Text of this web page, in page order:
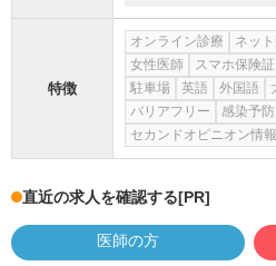
特徴
オンライン診療 ネッ
女性医師
スマホ保険証
駐車場
英語 外国語
バリアフリー
感染予防
セカンドオピニオン情
直近の求人を確認する[PR]
医師の方